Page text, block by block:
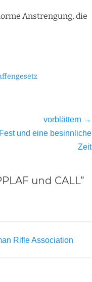
Anstrengung, die
vorblättern →
und eine besinnliche
Zeit
und CALL”
Rifle Association